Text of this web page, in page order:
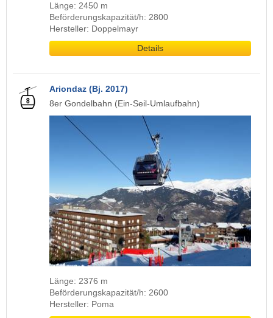
Länge: 2450 m
Beförderungskapazität/h: 2800
Hersteller: Doppelmayr
Details
Ariondaz (Bj. 2017)
8er Gondelbahn (Ein-Seil-Umlaufbahn)
Länge: 2376 m
Beförderungskapazität/h: 2600
Hersteller: Poma